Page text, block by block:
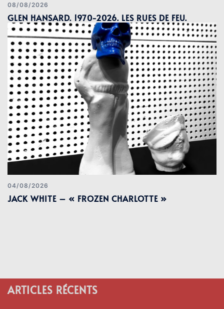
08/08/2026
GLEN HANSARD. 1970-2026. LES RUES DE FEU.
04/08/2026
JACK WHITE – « FROZEN CHARLOTTE »
ARTICLES RÉCENTS